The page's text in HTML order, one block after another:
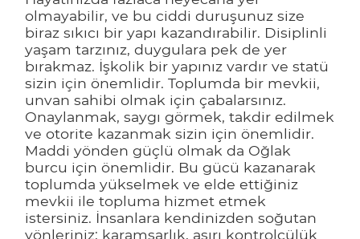
olmayabilir, ve bu ciddi duruşunuz size
biraz sıkıcı bir yapı kazandırabilir. Disiplinli
yaşam tarzınız, duygulara pek de yer
bırakmaz. İşkolik bir yapınız vardır ve statü
sizin için önemlidir. Toplumda bir mevkii,
unvan sahibi olmak için çabalarsınız.
Onaylanmak, saygı görmek, takdir edilmek
ve otorite kazanmak sizin için önemlidir.
Maddi yönden güçlü olmak da Oğlak
burcu için önemlidir. Bu gücü kazanarak
toplumda yükselmek ve elde ettiğiniz
mevkii ile topluma hizmet etmek
istersiniz. İnsanlara kendinizden soğutan
yönleriniz; karamsarlık, aşırı kontrolcülük